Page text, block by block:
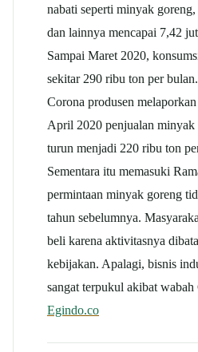
nabati seperti minyak
dan lainnya mencapai 7,42
Sampai Maret 2020,
sekitar 290 ribu ton per
Corona produsen
April 2020 penjualan
turun menjadi 220 ribu ton
Sementara itu memasuki
permintaan minyak goreng
tahun sebelumnya.
beli karena aktivitasnya
kebijakan. Apalagi, bisnis
sangat terpukul akibat
Egindo.co